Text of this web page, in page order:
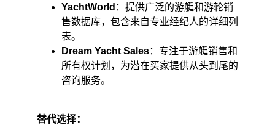
YachtWorld ：提供广泛的游艇和游轮销
售数据库，包含来自专业经纪人的详细列
表。 ​
Dream Yacht Sales：专注于游艇销售和
所有权计划，为潜在买家提供从头到尾的
咨询服务。
替代选择：